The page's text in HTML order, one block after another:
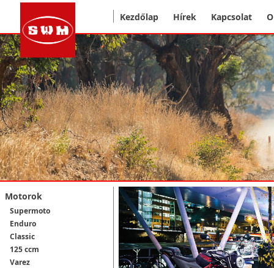
Kezdőlap Hírek Kapcsolat
Motorok
Supermoto
Enduro
Classic
125 ccm
Varez